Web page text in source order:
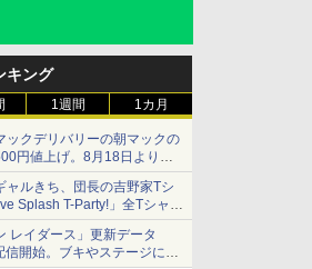
キング
1週間 1カ月
ックデリバリーの朝マックの
円値上げ。8月18日より
ャルきち、団長の吉野家Tシ
Splash T-Party!」全Tシャツ
＆オンライン販売開始
レイダース」更新データ
信開始。ブキやステージに関